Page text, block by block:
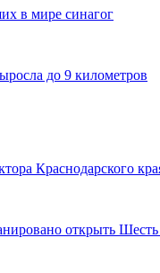
в мире синагог
до 9 километров
Краснодарского
открыть